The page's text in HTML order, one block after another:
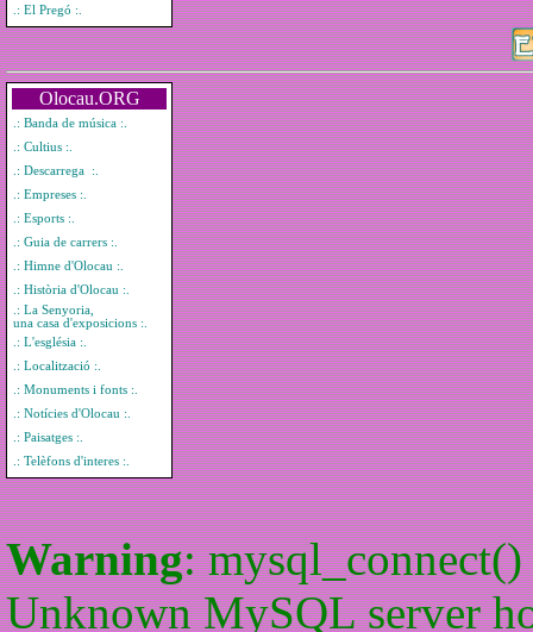
.: El Pregó :.
Olocau.ORG
.: Banda de música :.
.: Cultius :.
.: Descarrega :.
.: Empreses :.
.: Esports :.
.: Guia de carrers :.
.: Himne d'Olocau :.
.: Història d'Olocau :.
.: La Senyoria,
una casa d'exposicions :.
.: L'església :.
.: Localització :.
.: Monuments i fonts :.
.: Notícies d'Olocau :.
.: Paisatges :.
.: Telèfons d'interes :.
Warning:
Unknown MySQL server